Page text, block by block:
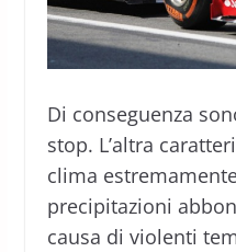
Di conseguenza
stop. L’altra
clima
precipitazioni
causa di violenti